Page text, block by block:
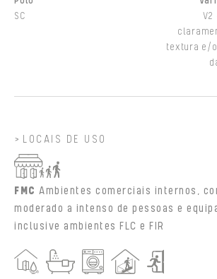
SC
V2
textura e/
LOCAIS DE USO
FMC Ambientes comerciais internos,
moderado a intenso de pessoas e
inclusive ambientes FLC e FIR